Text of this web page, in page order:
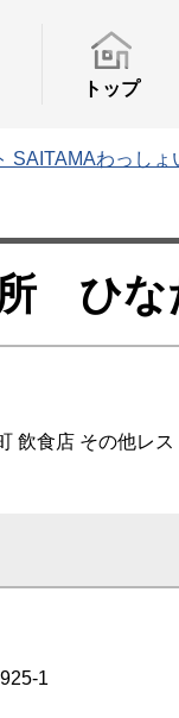
トップ
SAITAMAわっしょ
ひな
飲食店 その他レ
1